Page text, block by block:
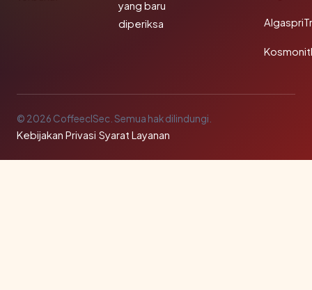
yang baru
diperiksa
© 2026 CoffeeclSec. Semua hak dilindungi.
Kebijakan Privasi·Syarat Layanan